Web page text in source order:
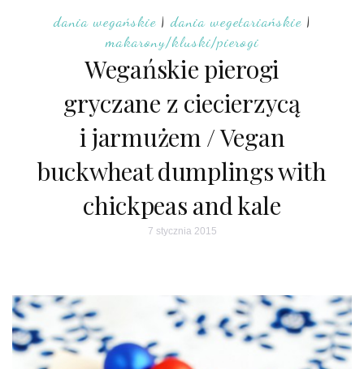
dania wegańskie|dania wegetariańskie|
makarony/kluski/pierogi
Wegańskie pierogi
gryczane z ciecierzycą
i jarmużem / Vegan
buckwheat dumplings with
chickpeas and kale
7 stycznia 2015